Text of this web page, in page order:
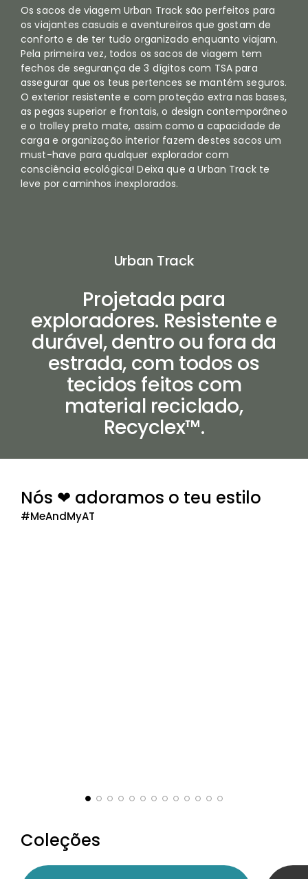
Os sacos de viagem Urban Track são perfeitos para
os viajantes casuais e aventureiros que gostam de
conforto e de ter tudo organizado enquanto viajam.
Pela primeira vez, todos os sacos de viagem tem
fechos de segurança de 3 dígitos com TSA para
assegurar que os teus pertences se mantém seguros.
O exterior resistente e com proteção extra nas bases,
as pegas superior e frontais, o design contemporâneo
e o trolley preto mate, assim como a capacidade de
carga e organização interior fazem destes sacos um
must-have para qualquer explorador com
consciência ecológica! Deixa que a Urban Track te
leve por caminhos inexplorados.
Projetada para
exploradores. Resistente e
durável, dentro ou fora da
estrada, com todos os
tecidos feitos com
material reciclado,
Recyclex™.
Urban Track
Nós ❤ adoramos o teu estilo
#MeAndMyAT
Coleções